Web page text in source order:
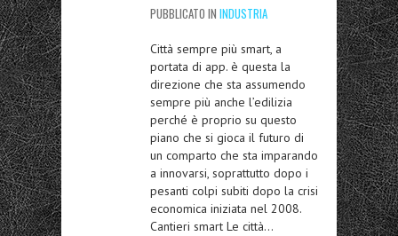
PUBBLICATO IN INDUSTRIA
Città sempre più smart, a
portata di app. è questa la
direzione che sta assumendo
sempre più anche l’edilizia
perché è proprio su questo
piano che si gioca il futuro di
un comparto che sta imparando
a innovarsi, soprattutto dopo i
pesanti colpi subiti dopo la crisi
economica iniziata nel 2008.
Cantieri smart Le città…